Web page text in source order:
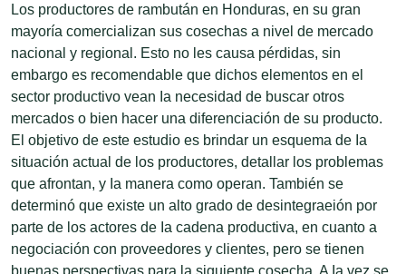
Los productores de rambután en Honduras, en su gran
mayoría comercializan sus cosechas a nivel de mercado
nacional y regional. Esto no les causa pérdidas, sin
embargo es recomendable que dichos elementos en el
sector productivo vean Ia necesidad de buscar otros
mercados o bien hacer una diferenciación de su producto.
El objetivo de este estudio es brindar un esquema de Ia
situación actual de los productores, detallar los problemas
que afrontan, y Ia manera como operan. También se
determinó que existe un alto grado de desintegraeión por
parte de los actores de Ia cadena productiva, en cuanto a
negociación con proveedores y clientes, pero se tienen
buenas perspectivas para la siguiente cosecha. A Ia vez se